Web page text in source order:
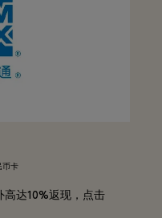
币卡
达10%返现，点击